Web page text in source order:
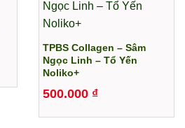
TPBS Collagen – Sâm
Ngọc Linh – Tổ Yến
Noliko+
500.000 ₫